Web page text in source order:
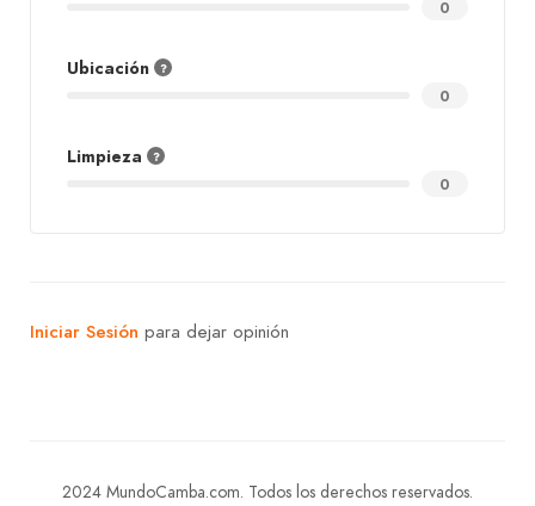
0
Ubicación
0
Limpieza
0
Iniciar Sesión para dejar opinión
2024 MundoCamba.com. Todos los derechos reservados.